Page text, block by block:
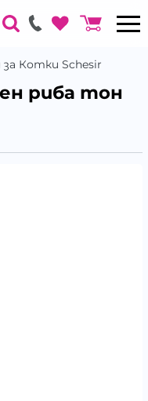
за Котки Schesir
риба тон